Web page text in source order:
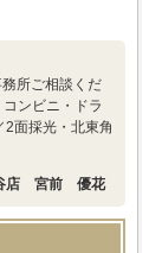
務所ご相談くだ
ンビニ・ドラ
2面採光・北東角
谷店 宮前 優花